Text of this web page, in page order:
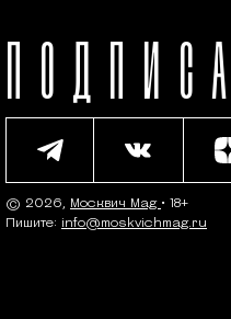
© 2026, Москвич Mag • 18+
Пишите: info@moskvichmag.ru